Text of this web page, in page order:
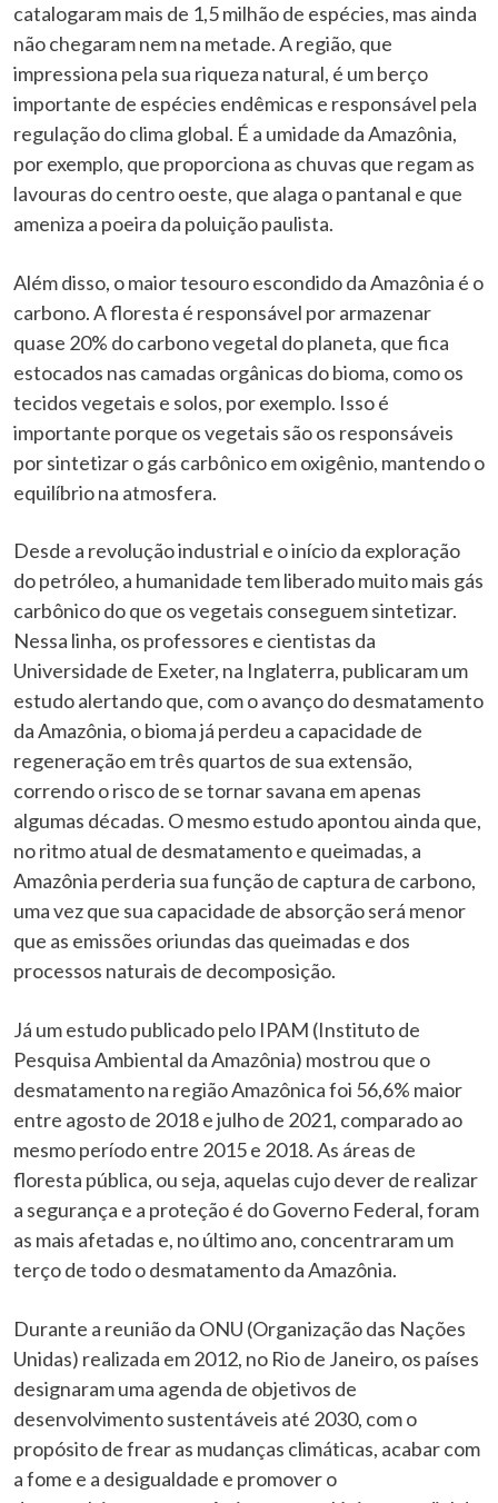
catalogaram mais de 1,5 milhão de espécies, mas ainda
não chegaram nem na metade. A região, que
impressiona pela sua riqueza natural, é um berço
importante de espécies endêmicas e responsável pela
regulação do clima global. É a umidade da Amazônia,
por exemplo, que proporciona as chuvas que regam as
lavouras do centro oeste, que alaga o pantanal e que
ameniza a poeira da poluição paulista.
Além disso, o maior tesouro escondido da Amazônia é o
carbono. A floresta é responsável por armazenar
quase 20% do carbono vegetal do planeta, que fica
estocados nas camadas orgânicas do bioma, como os
tecidos vegetais e solos, por exemplo. Isso é
importante porque os vegetais são os responsáveis
por sintetizar o gás carbônico em oxigênio, mantendo o
equilíbrio na atmosfera.
Desde a revolução industrial e o início da exploração
do petróleo, a humanidade tem liberado muito mais gás
carbônico do que os vegetais conseguem sintetizar.
Nessa linha, os professores e cientistas da
Universidade de Exeter, na Inglaterra, publicaram um
estudo alertando que, com o avanço do desmatamento
da Amazônia, o bioma já perdeu a capacidade de
regeneração em três quartos de sua extensão,
correndo o risco de se tornar savana em apenas
algumas décadas. O mesmo estudo apontou ainda que,
no ritmo atual de desmatamento e queimadas, a
Amazônia perderia sua função de captura de carbono,
uma vez que sua capacidade de absorção será menor
que as emissões oriundas das queimadas e dos
processos naturais de decomposição.
Já um estudo publicado pelo IPAM (Instituto de
Pesquisa Ambiental da Amazônia) mostrou que o
desmatamento na região Amazônica foi 56,6% maior
entre agosto de 2018 e julho de 2021, comparado ao
mesmo período entre 2015 e 2018. As áreas de
floresta pública, ou seja, aquelas cujo dever de realizar
a segurança e a proteção é do Governo Federal, foram
as mais afetadas e, no último ano, concentraram um
terço de todo o desmatamento da Amazônia.
Durante a reunião da ONU (Organização das Nações
Unidas) realizada em 2012, no Rio de Janeiro, os países
designaram uma agenda de objetivos de
desenvolvimento sustentáveis até 2030, com o
propósito de frear as mudanças climáticas, acabar com
a fome e a desigualdade e promover o